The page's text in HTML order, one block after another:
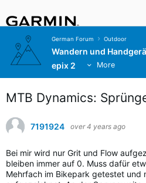
German Forum Outdoor
Wandern und
epix 2
More
MTB Dynamics:
7191924 over 4 years ago
Bei mir wird nur Grit und Flow
bleiben immer auf 0. Muss dafür
Mehrfach im Bikepark getestet und